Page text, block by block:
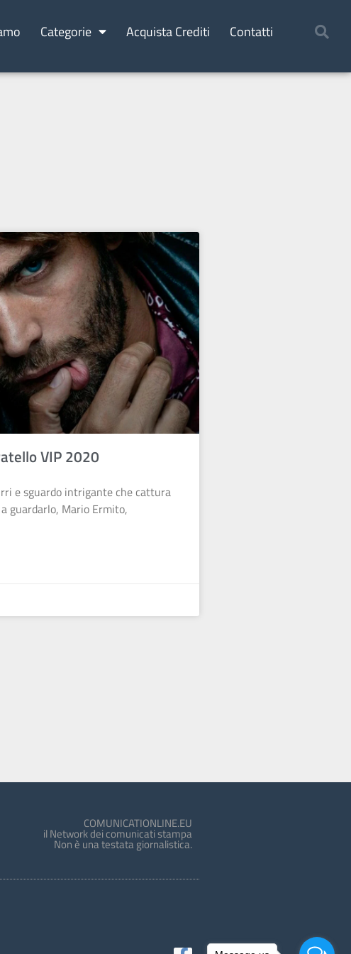
Categorie Acquista Crediti Contatti
VIP 2020
e sguardo intrigante che cattura
guardarlo, Mario Ermito,
COMUNICATIONLINE.EU
il Network dei comunicati stampa
Non è una testata giornalistica.